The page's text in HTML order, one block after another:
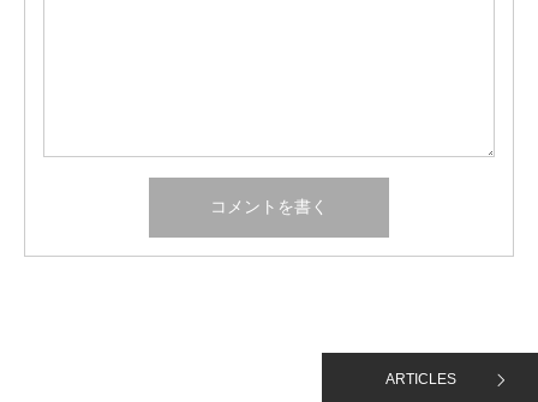
ARTICLES